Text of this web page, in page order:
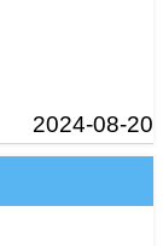
2024-08-20